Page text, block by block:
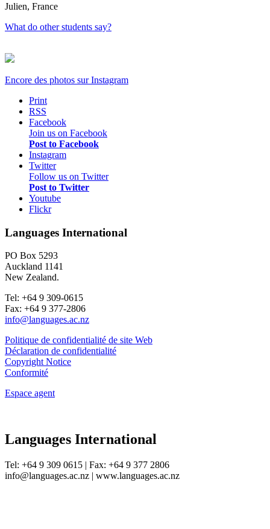
Julien, France
What do other students say?
Encore des photos surInstagram
Print
RSS
Facebook
Join us on Facebook
Post to Facebook
Instagram
Twitter
Follow us on Twitter
Post to Twitter
Youtube
Flickr
Languages International
PO Box 5293
Auckland 1141
New Zealand.
Tel: +64 9 309-0615
Fax: +64 9 377-2806
info@languages.ac.nz
Politique de confidentialité de site Web
Déclaration de confidentialité
Copyright Notice
Conformité
Espace agent
Languages International
Tel: +64 9 309 0615 | Fax: +64 9 377 2806
info@languages.ac.nz | www.languages.ac.nz